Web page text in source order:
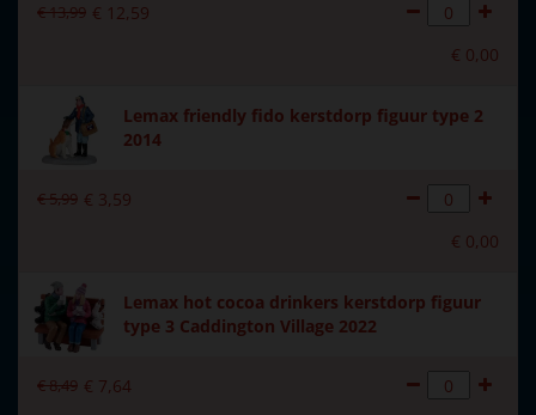
€13,99 € 12,59
€ 0,00
Lemax friendly fido kerstdorp figuur type 2
2014
€5,99 € 3,59
€ 0,00
Lemax hot cocoa drinkers kerstdorp figuur
type 3 Caddington Village 2022
€8,49 € 7,64